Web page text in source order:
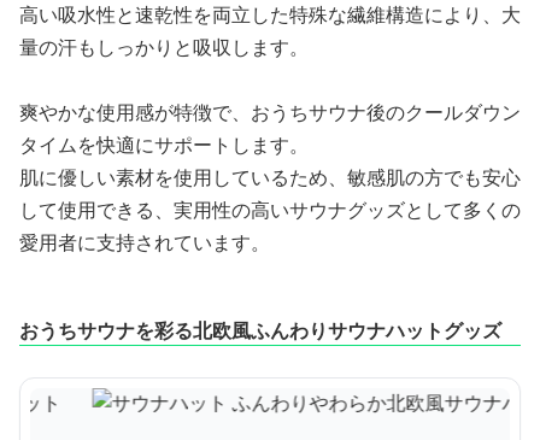
高い吸水性と速乾性を両立した特殊な繊維構造により、大
量の汗もしっかりと吸収します。
爽やかな使用感が特徴で、おうちサウナ後のクールダウン
タイムを快適にサポートします。
肌に優しい素材を使用しているため、敏感肌の方でも安心
して使用できる、実用性の高いサウナグッズとして多くの
愛用者に支持されています。
おうちサウナを彩る北欧風ふんわりサウナハットグッズ